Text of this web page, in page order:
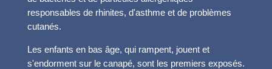
responsables de rhinites, d'asthme et de problèmes
cutanés.
Les enfants en bas âge, qui rampent, jouent et
s'endorment sur le canapé, sont les premiers exposés.